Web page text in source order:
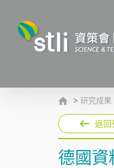
> 研究成果
返回
德國資